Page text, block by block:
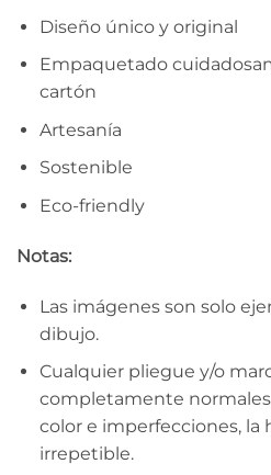
Diseño único y original
Empaquetado
cartón
Artesanía
Sostenible
Eco-friendly
Notas:
Las imágenes son solo
dibujo.
Cualquier pliegue y/o
completamente
color e imperfecciones, la
irrepetible.